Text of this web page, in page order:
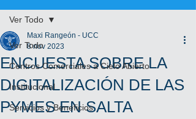
Ver Todo
Centros Comerciales a Cielo Abierto
Institucional
Servicios y Beneficios
Ver Todo
ENCUESTA SOBRE LA
DIGITALIZACIÓN DE LAS
PYMES EN SALTA
Maxi Rangeón - UCC
8 nov 2023